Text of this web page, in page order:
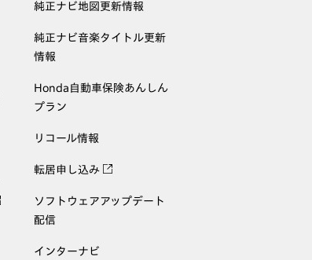
純正ナビ地図更新情報
純正ナビ音楽タイトル更新
情報
Honda自動車保険あんしん
プラン
リコール情報
転居申し込み
ソフトウェアアップデート
配信
インターナビ